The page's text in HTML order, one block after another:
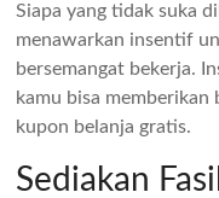
Siapa yang tidak suka
menawarkan insentif
bersemangat bekerja.
kamu bisa
kupon belanja gratis.
Sediakan